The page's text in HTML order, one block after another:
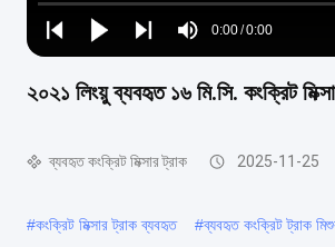
Play
Play
Play
Mute
Time
0:00/0:00
Loaded:
0%
২০২১ লিংয়ু ব্যবহৃত ১৬ মি.সি. কংক্রিট
ব্যবহৃত কংক্রিট মিক্সার ট্রাক 2025-11-25
#কংক্রিট মিক্সার ট্রাক ব্যবহৃত #ব্যবহৃত কংক্রিট ট্রাক